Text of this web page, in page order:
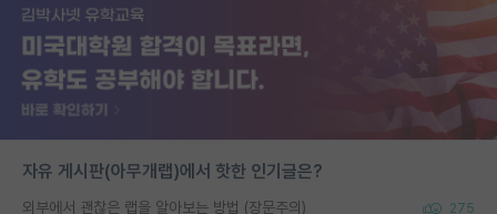
자유 게시판(아무개랩)에서 핫한 인기글은?
외부에서 괜찮은 랩을 알아보는 방법 (장문주의) 275